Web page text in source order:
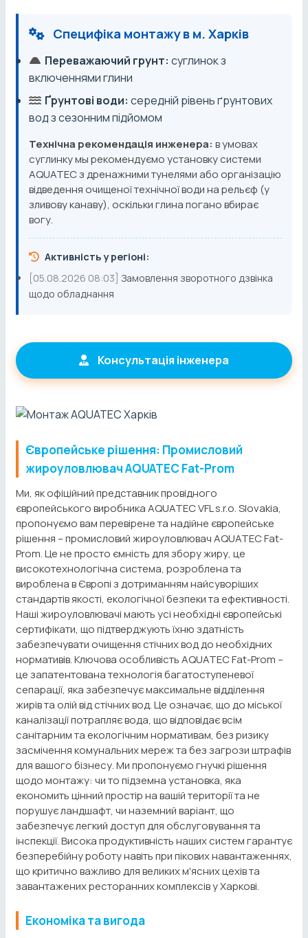
Специфіка монтажу в м. Харків
Переважаючий грунт: суглинок з
включеннями глини
Ґрунтові води: середній рівень ґрунтових
вод з сезонним підйомом
Технічна рекомендація инженера: в умовах
суглинку мы рекомендуємо установку системи
AQUATEC з дренажними тунелями або організацію
відведення очищеної технічної води на рельєф (у
зливову канаву), оскільки глина погано вбирає
вогу.
Активність у регіоні:
[05.08.2026 08:03] Замовлення зворотного дзвінка
щодо обладнання
Консультація інженера
Європейське рішення: Промисловий
жироуловлювач AQUATEC Fat-Prom
Ми, як офіційний представник провідного
європейського виробника AQUATEC VFL s.r.o. Slovakia,
пропонуємо вам перевірене та надійне європейське
рішення – промисловий жироуловлювач AQUATEC Fat-
Prom. Це не просто ємність для збору жиру, це
високотехнологічна система, розроблена та
вироблена в Європі з дотриманням найсуворіших
стандартів якості, екологічної безпеки та ефективності.
Наші жироуловлювачі мають усі необхідні європейські
сертифікати, що підтверджують їхню здатність
забезпечувати очищення стічних вод до необхідних
нормативів. Ключова особливість AQUATEC Fat-Prom –
це запатентована технологія багатоступеневої
сепарації, яка забезпечує максимальне відділення
жирів та олій від стічних вод. Це означає, що до міської
каналізації потрапляє вода, що відповідає всім
санітарним та екологічним нормативам, без ризику
засмічення комунальних мереж та без загрози штрафів
для вашого бізнесу. Ми пропонуємо гнучкі рішення
щодо монтажу: чи то підземна установка, яка
економить цінний простір на вашій території та не
порушує ландшафт, чи наземний варіант, що
забезпечує легкий доступ для обслуговування та
інспекції. Висока продуктивність наших систем гарантує
безперебійну роботу навіть при пікових навантаженнях,
що критично важливо для великих м'ясних цехів та
завантажених ресторанних комплексів у Харкові.
Економіка та вигода